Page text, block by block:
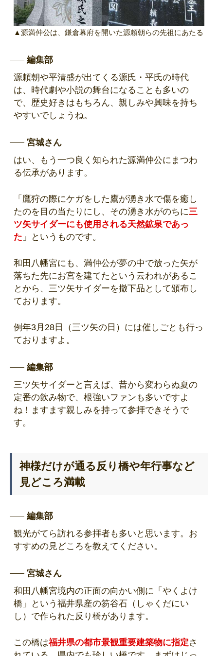
▲源満仲公は、鎌倉幕府を開いた源頼朝らの先祖にあたる
編集部
源頼朝や平清盛が出てくる源氏・平氏の時代
は、時代劇や小説の舞台になることも多いの
で、歴史好きはもちろん、親しみや興味を持ち
やすいでしょうね。
宮城さん
はい、もう一つ良く知られた源満仲公にまつわ
る伝承があります。
「鷹狩の際にケガをした鷹が湧き水で傷を癒し
たのを目の当たりにし、その湧き水がのちに三
ツ矢サイダーにも使用される天然鉱泉であっ
た 」というものです。
和田八幡宮にも、満仲公が夢の中で放った矢が
落ちた先にお宮を建てたという云われがあるこ
とから、三ツ矢サイダーを撤下品として頒布し
ております。
例年3月28日（三ツ矢の日）には催しごとも行っ
ておりますよ。
編集部
三ツ矢サイダーと言えば、昔から変わらぬ夏の
定番の飲み物で、根強いファンも多いですよ
ね！ますます親しみを持って参拝できそうで
す。
神様だけが通る反り橋や年行事など
見どころ満載
編集部
観光がてら訪れる参拝者も多いと思います。お
すすめの見どころを教えてください。
宮城さん
和田八幡宮境内の正面の向かい側に「やくよけ
橋」という福井県産の笏谷石（しゃくだにい
し）で作られた反り橋があります。
この橋は福井県の都市景観重要建築物に指定さ